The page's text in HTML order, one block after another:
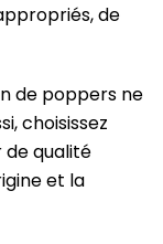
de
de poppers ne
choisissez
de qualité
et la